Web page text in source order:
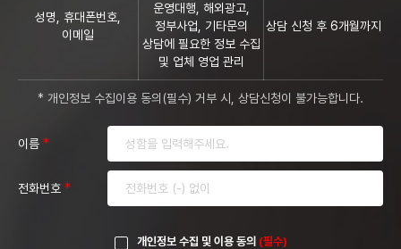
성명, 휴대폰번호,
이메일
운영대행, 해외광고,
정부사업, 기타문의
상담에 필요한 정보 수집
및 업체 영업 관리
상담 신청 후 6개월까지
* 개인정보 수집이용 동의(필수) 거부 시, 상담신청이 불가능합니다.
이름 *
전화번호 *
개인정보 수집 및 이용 동의 (필수)